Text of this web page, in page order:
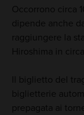
Occorrono circa
dipende anche
raggiungere la
Hiroshima in
Il biglietto del
biglietterie
prepagata ai